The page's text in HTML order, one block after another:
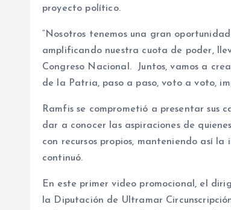
proyecto político.
“Nosotros tenemos una gran
amplificando nuestra cuota de poder,
Congreso Nacional. Juntos, vamos a
de la Patria, paso a paso, voto a voto,
Ramfis se comprometió a presentar sus
dar a conocer las aspiraciones de
con recursos propios, manteniendo así
continuó.
En este primer video promocional, el
la Diputación de Ultramar